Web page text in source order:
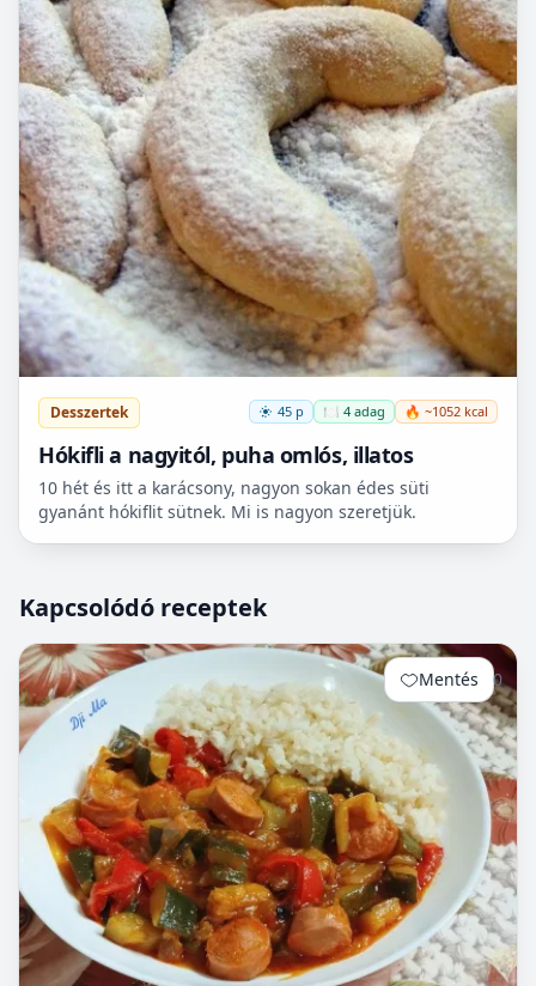
Desszertek 45 p 🍽️ 4 adag 🔥 ~1052 kcal
Hókifli a nagyitól, puha omlós, illatos
10 hét és itt a karácsony, nagyon sokan édes süti
gyanánt hókiflit sütnek. Mi is nagyon szeretjük.
Kapcsolódó receptek
Mentés 0